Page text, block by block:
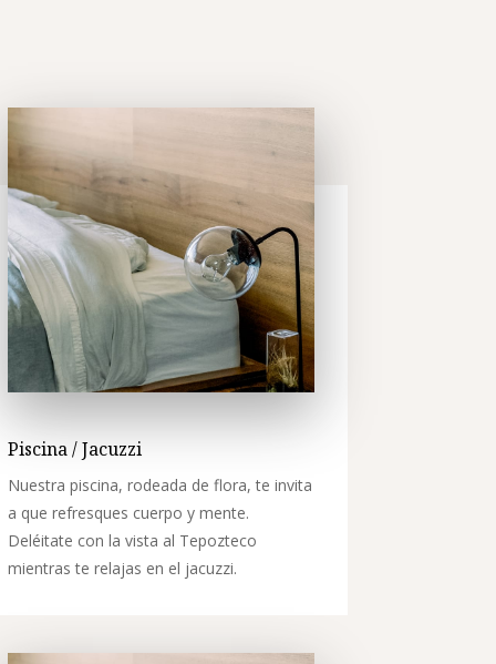
Piscina / Jacuzzi
Nuestra piscina, rodeada de flora, te invita
a que refresques cuerpo y mente.
Deléitate con la vista al Tepozteco
mientras te relajas en el jacuzzi.